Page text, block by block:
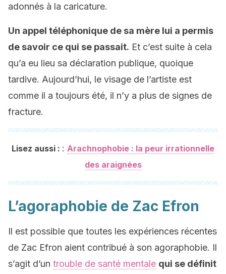
adonnés à la caricature.
Un appel téléphonique de sa mère lui a permis
de savoir ce qui se passait. Et c’est suite à cela
qu’a eu lieu sa déclaration publique, quoique
tardive. Aujourd’hui, le visage de l’artiste est
comme il a toujours été, il n’y a plus de signes de
fracture.
Lisez aussi : : Arachnophobie : la peur irrationnelle
des araignées
L’agoraphobie de Zac Efron
Il est possible que toutes les expériences récentes
de Zac Efron aient contribué à son agoraphobie. Il
s’agit d’un trouble de santé mentale qui se définit